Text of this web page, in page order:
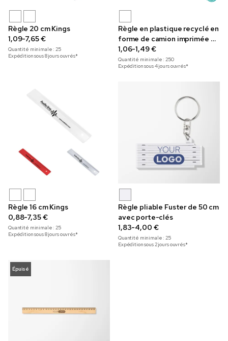
Règle 20 cm Kings
1,09-7,65 €
Quantité minimale :25
Expédition sous 8 jours ouvrés*
Règle en plastique recyclé en
forme de camion imprimée en
couleur
1,06-1,49 €
Quantité minimale :250
Expédition sous 4 jours ouvrés*
Règle 16 cm Kings
0,88-7,35 €
Quantité minimale :25
Expédition sous 8 jours ouvrés*
Règle pliable Fuster de 50 cm
avec porte-clés
1,83-4,00 €
Quantité minimale :25
Expédition sous 2 jours ouvrés*
Épuisé